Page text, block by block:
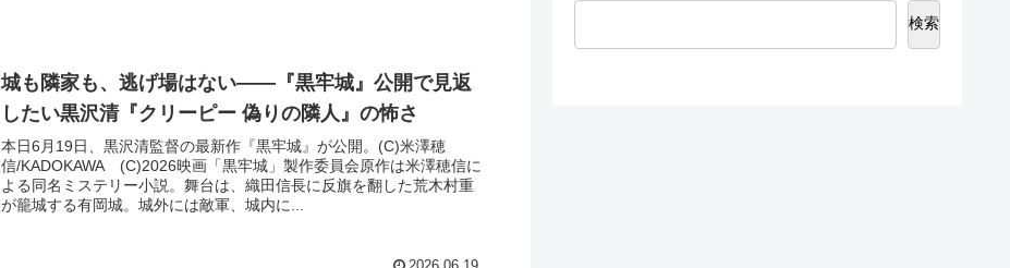
城も隣家も、逃げ場はない――『黒牢城』公開で見返
したい黒沢清『クリーピー 偽りの隣人』の怖さ
本日6月19日、黒沢清監督の最新作『黒牢城』が公開。(C)米澤穂
信/KADOKAWA (C)2026映画「黒牢城」製作委員会原作は米澤穂信に
よる同名ミステリー小説。舞台は、織田信長に反旗を翻した荒木村重
が籠城する有岡城。城外には敵軍、城内に...
検索